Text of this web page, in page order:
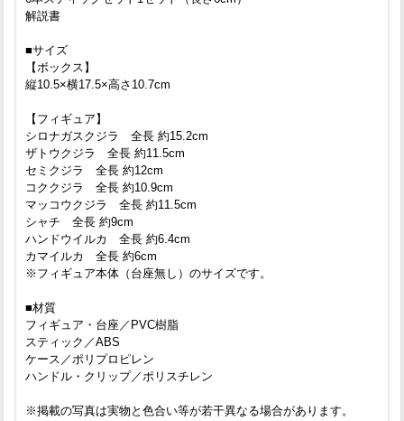
解説書
■サイズ
【ボックス】
縦10.5×横17.5×高さ10.7cm
【フィギュア】
シロナガスクジラ 全長 約15.2cm
ザトウクジラ 全長 約11.5cm
セミクジラ 全長 約12cm
コククジラ 全長 約10.9cm
マッコウクジラ 全長 約11.5cm
シャチ 全長 約9cm
ハンドウイルカ 全長 約6.4cm
カマイルカ 全長 約6cm
※フィギュア本体（台座無し）のサイズです。
■材質
フィギュア・台座／PVC樹脂
スティック／ABS
ケース／ポリプロピレン
ハンドル・クリップ／ポリスチレン
※掲載の写真は実物と色合い等が若干異なる場合があります。